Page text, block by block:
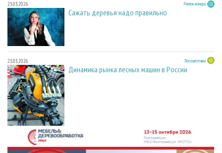
23.03.2026 Регион номера
Сажать деревья надо правильно
23.03.2026 Лесозаготовка
Динамика рынка лесных машин в России